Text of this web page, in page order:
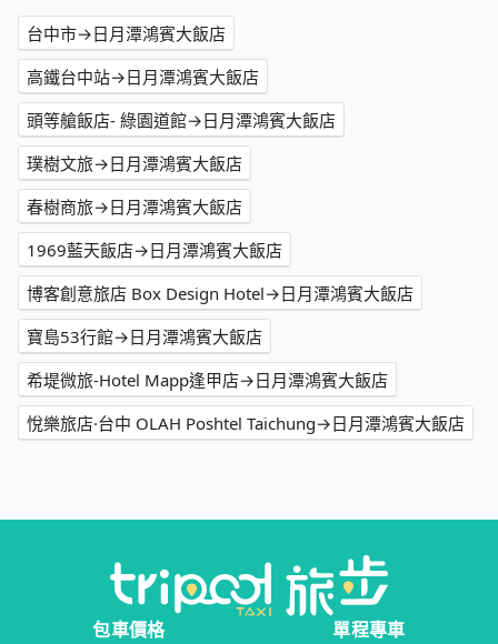
台中市→日月潭鴻賓大飯店
高鐵台中站→日月潭鴻賓大飯店
頭等艙飯店- 綠園道館→日月潭鴻賓大飯店
璞樹文旅→日月潭鴻賓大飯店
春樹商旅→日月潭鴻賓大飯店
1969藍天飯店→日月潭鴻賓大飯店
博客創意旅店 Box Design Hotel→日月潭鴻賓大飯店
寶島53行館→日月潭鴻賓大飯店
希堤微旅-Hotel Mapp逢甲店→日月潭鴻賓大飯店
悅樂旅店·台中 OLAH Poshtel Taichung→日月潭鴻賓大飯店
包車價格
單程專車